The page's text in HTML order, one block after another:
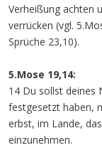
Verheißung achten
verrücken (vgl.
Sprüche 23,10).
5.Mose 19,14:
14 Du sollst deines
festgesetzt haben,
erbst, im Lande,
einzunehmen.